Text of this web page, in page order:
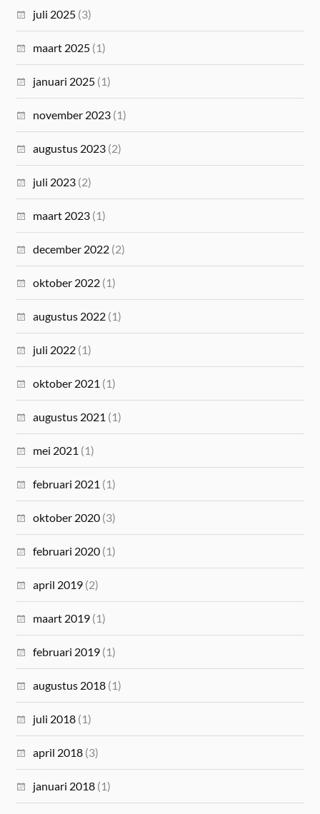
juli 2025 (3)
maart 2025 (1)
januari 2025 (1)
november 2023 (1)
augustus 2023 (2)
juli 2023 (2)
maart 2023 (1)
december 2022 (2)
oktober 2022 (1)
augustus 2022 (1)
juli 2022 (1)
oktober 2021 (1)
augustus 2021 (1)
mei 2021 (1)
februari 2021 (1)
oktober 2020 (3)
februari 2020 (1)
april 2019 (2)
maart 2019 (1)
februari 2019 (1)
augustus 2018 (1)
juli 2018 (1)
april 2018 (3)
januari 2018 (1)